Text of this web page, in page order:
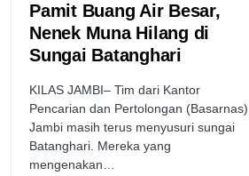
Pamit Buang Air Besar,
Nenek Muna Hilang di
Sungai Batanghari
KILAS JAMBI– Tim dari Kantor
Pencarian dan Pertolongan (Basarnas)
Jambi masih terus menyusuri sungai
Batanghari. Mereka yang
mengenakan…